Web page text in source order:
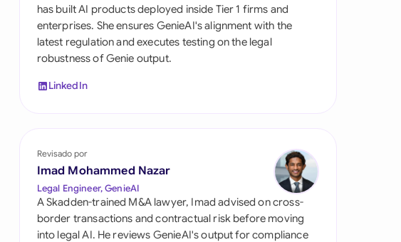
Switzerland
United Arab Emirates
United States
has built AI products deployed inside Tier 1 firms and
enterprises. She ensures GenieAI's alignment with the
latest regulation and executes testing on the legal
robustness of Genie output.
LinkedIn
Revisado por
Imad Mohammed Nazar
Legal Engineer, GenieAI
A Skadden-trained M&A lawyer, Imad advised on cross-
border transactions and contractual risk before moving
into legal AI. He reviews GenieAI's output for compliance